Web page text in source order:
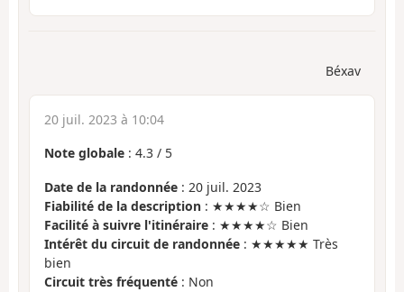
Béxav
20 juil. 2023 à 10:04
Note globale : 4.3 / 5
Date de la randonnée : 20 juil. 2023
Fiabilité de la description : ★★★★☆ Bien
Facilité à suivre l'itinéraire : ★★★★☆ Bien
Intérêt du circuit de randonnée : ★★★★★ Très
bien
Circuit très fréquenté : Non